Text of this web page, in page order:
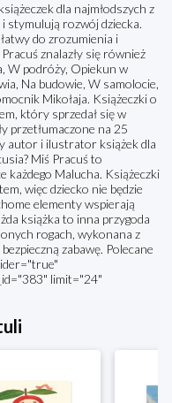
dla najmłodszych z
stymulują rozwój dziecka.
do zrozumienia i
znalazły się również
W podróży, Opiekun w
Na budowie, W samolocie,
Mikołaja. Książeczki o
który sprzedał się w
przetłumaczone na 25
autor i ilustrator książek dla
Miś Pracuś to
Malucha. Książeczki
więc dziecko nie będzie
elementy wspierają
książka to inna przygoda
rogach, wykonana z
zabawę. Polecane
limit="24"